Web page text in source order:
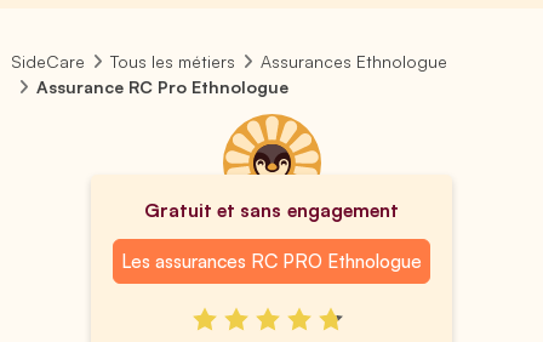
SideCare Tous les métiers
Assurances Ethnologue
Assurance RC Pro Ethnologue
Gratuit et sans engagement
Les assurances RC PRO Ethnologue